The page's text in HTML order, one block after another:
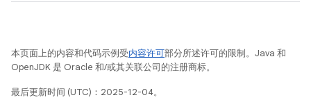
本页面上的内容和代码示例受内容许可部分所述许可的限制。Java 和
OpenJDK 是 Oracle 和/或其关联公司的注册商标。
最后更新时间 (UTC)：2025-12-04。